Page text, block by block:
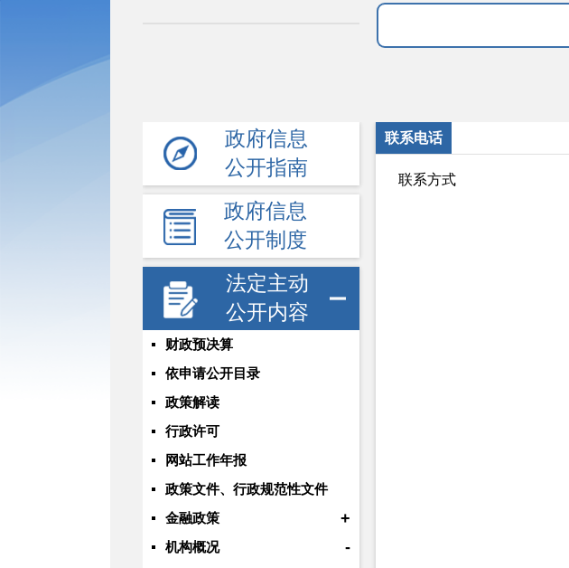
政府信息
公开指南
政府信息
公开制度
法定主动
公开内容
财政预决算
依申请公开目录
政策解读
行政许可
网站工作年报
政策文件、行政规范性文件
金融政策
+
机构概况 -
联系电话
联系方式